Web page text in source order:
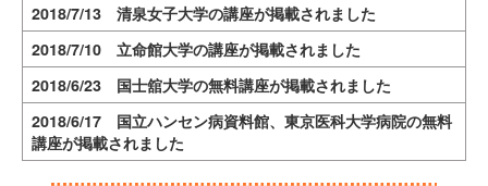
2018/7/13 清泉女子大学の講座が掲載されました
2018/7/10 立命館大学の講座が掲載されました
2018/6/23 国士舘大学の無料講座が掲載されました
2018/6/17 国立ハンセン病資料館、東京医科大学病院の無料
講座が掲載されました